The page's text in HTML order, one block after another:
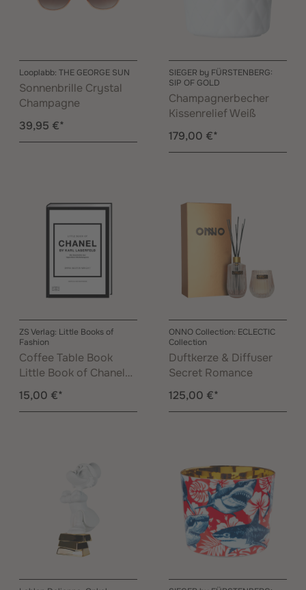
Looplabb: THE GEORGE SUN
Sonnenbrille Crystal
Champagne
39,95 €*
SIEGER by FÜRSTENBERG:
SIP OF GOLD
Champagnerbecher
Kissenrelief Weiß
179,00 €*
ZS Verlag: Little Books of
Fashion
Coffee Table Book
Little Book of Chanel
by Karl Lagerfeld
15,00 €*
ONNO Collection: ECLECTIC
Collection
Duftkerze & Diffuser
Secret Romance
125,00 €*